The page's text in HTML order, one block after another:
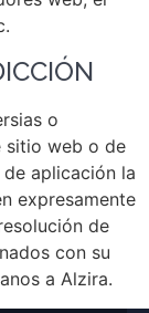
o
sitio web o de
aplicación la
expresamente
de
con su
a Alzira.